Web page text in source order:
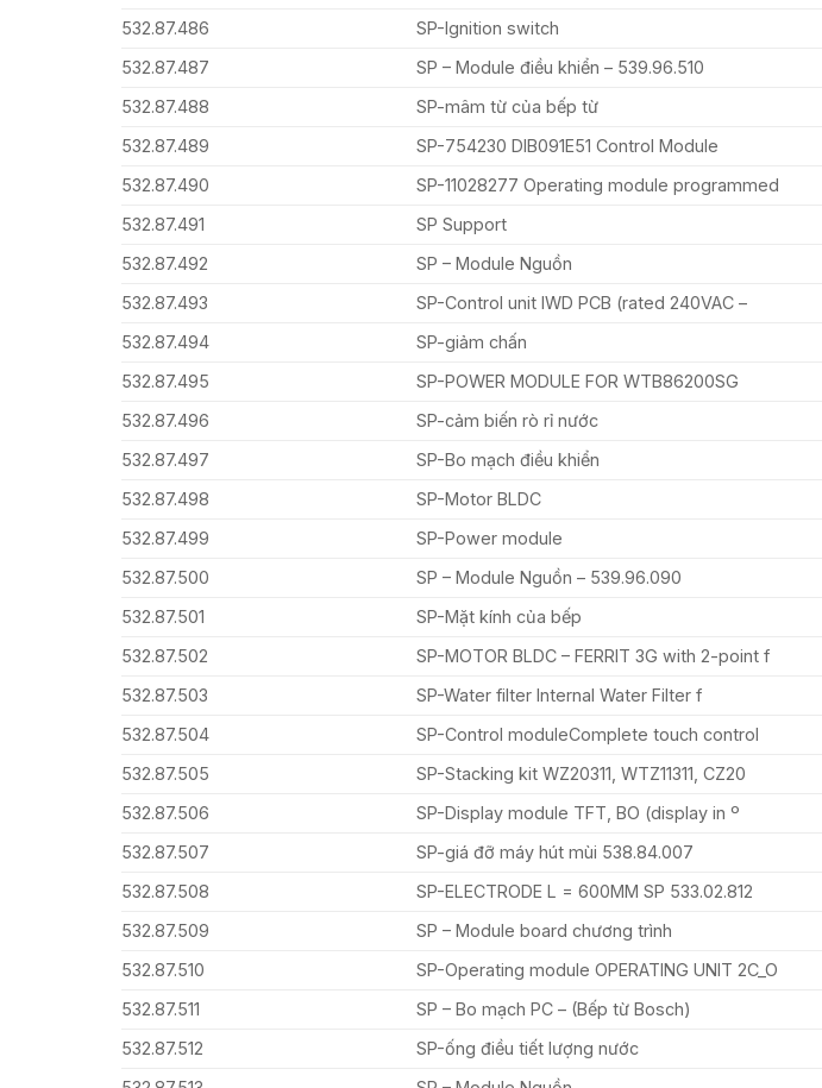
532.87.486
SP-Ignition switch
532.87.487
SP – Module điều khiển – 539.96.510
532.87.488
SP-mâm từ của bếp từ
532.87.489
SP-754230 DIB091E51 Control Module
532.87.490
SP-11028277 Operating module programmed
532.87.491
SP Support
532.87.492
SP – Module Nguồn
532.87.493
SP-Control unit IWD PCB (rated 240VAC –
532.87.494
SP-giảm chấn
532.87.495
SP-POWER MODULE FOR WTB86200SG
532.87.496
SP-cảm biến rò rỉ nước
532.87.497
SP-Bo mạch điều khiển
532.87.498
SP-Motor BLDC
532.87.499
SP-Power module
532.87.500
SP – Module Nguồn – 539.96.090
532.87.501
SP-Mặt kính của bếp
532.87.502
SP-MOTOR BLDC – FERRIT 3G with 2-point f
532.87.503
SP-Water filter Internal Water Filter f
532.87.504
SP-Control moduleComplete touch control
532.87.505
SP-Stacking kit WZ20311, WTZ11311, CZ20
532.87.506
SP-Display module TFT, BO (display in º
532.87.507
SP-giá đỡ máy hút mùi 538.84.007
532.87.508
SP-ELECTRODE L = 600MM SP 533.02.812
532.87.509
SP – Module board chương trình
532.87.510
SP-Operating module OPERATING UNIT 2C_O
532.87.511
SP – Bo mạch PC – (Bếp từ Bosch)
532.87.512
SP-ống điều tiết lượng nước